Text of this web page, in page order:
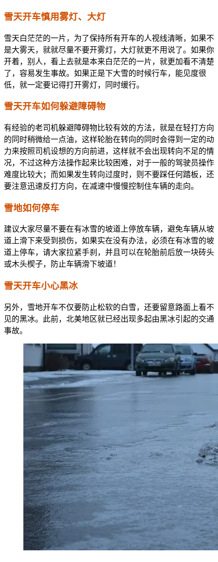
雪天开车慎用雾灯、大灯
雪天白茫茫的一片，为了保持所有开车的人视线清晰，如果不
是大雾天，就就尽量不要开雾灯，大灯就更不用说了。如果你
开着，别人，看上去就是本来白茫茫的一片，就更加看不清楚
了，容易发生事故。如果正是下大雪的时候行车，能见度很
低，就一定要记得打开雾灯，同时缓行。
雪天开车如何躲避障碍物
有经验的老司机躲避障碍物比较有效的方法，就是在轻打方向
的同时稍微给一点油，这样轮胎在转向的同时会得到一定的动
力来按照司机设想的方向前进，这样就不会出现转向不足的情
况，不过这种方法操作起来比较困难，对于一般的驾驶员操作
难度比较大；而如果发生转向过度时，则不要踩任何踏板，还
要注意迅速反打方向，在减速中慢慢控制住车辆的走向。
雪地如何停车
建议大家尽量不要在有冰雪的坡道上停放车辆，避免车辆从坡
道上滑下来受到损伤，如果实在没有办法，必须在有冰雪的坡
道上停车，请大家拉紧手刹，并且可以在轮胎前后放一块砖头
或木头楔子，防止车辆滑下坡道！
雪天开车小心黑冰
另外，雪地开车不仅要防止松软的白雪，还要留意路面上看不
见的黑冰。此前，北美地区就已经出现多起由黑冰引起的交通
事故。